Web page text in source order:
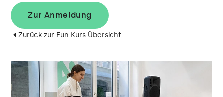
Zur Anmeldung
Zurück zur Fun Kurs Übersicht